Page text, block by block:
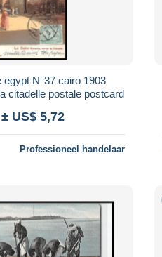
egypt N°37 cairo 1903
citadelle postale postcard
± US$ 5,72
Professioneel handelaar